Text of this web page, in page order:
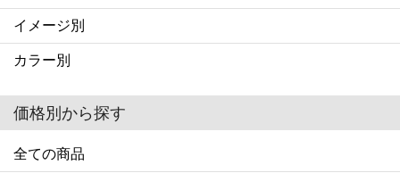
イメージ別
カラー別
価格別から探す
全ての商品